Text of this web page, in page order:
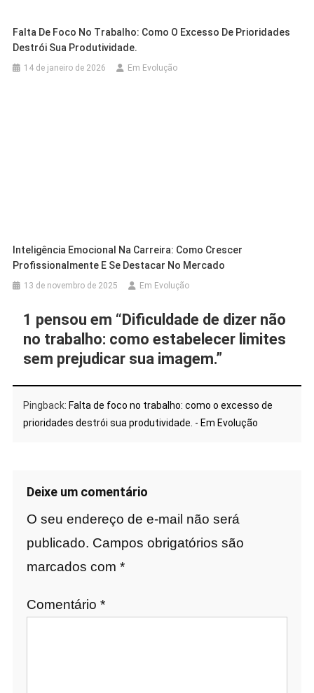
Falta De Foco No Trabalho: Como O Excesso De Prioridades
Destrói Sua Produtividade.
14 de janeiro de 2026 Em Evolução
Inteligência Emocional Na Carreira: Como Crescer
Profissionalmente E Se Destacar No Mercado
13 de novembro de 2025 Em Evolução
1 pensou em “ Dificuldade de dizer não
no trabalho: como estabelecer limites
sem prejudicar sua imagem.”
Pingback: Falta de foco no trabalho: como o excesso de
prioridades destrói sua produtividade. - Em Evolução
Deixe um comentário
O seu endereço de e-mail não será
publicado. Campos obrigatórios são
marcados com *
Comentário *